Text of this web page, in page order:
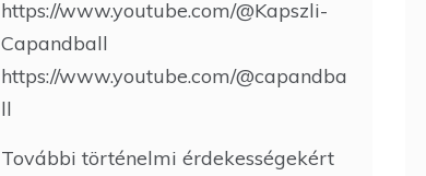
https://www.youtube.com/@Kapszli-
Capandball
https://www.youtube.com/@capandba
ll
További történelmi érdekességekért